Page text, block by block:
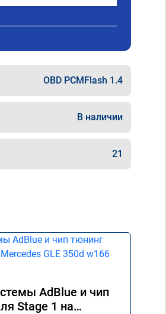
OBD PCMFlash 1.4
В наличии
21
AdBlue и чип
Stage 1 на